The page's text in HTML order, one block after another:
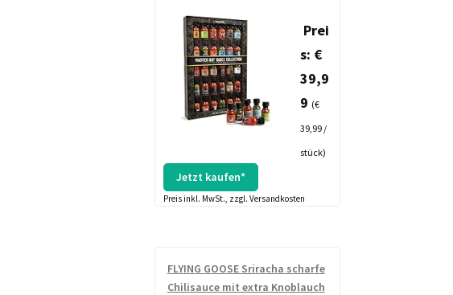
Prei
s: €
39,9
9 (€
39,99 /
stück)
Jetzt kaufen*
Preis inkl. MwSt., zzgl. Versandkosten
FLYING GOOSE Sriracha scharfe
Chilisauce mit extra Knoblauch